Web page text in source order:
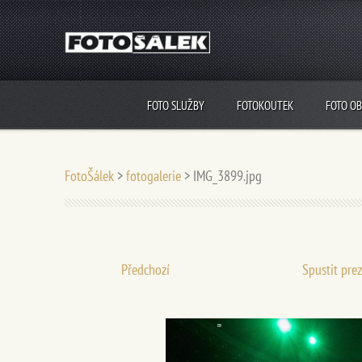
FOTO SLUŽBY FOTOKOUTEK FOTO
FotoŠálek >fotogalerie > IMG_3899.jpg
Předchozí Spustit